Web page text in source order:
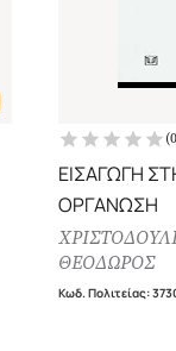
(
ΕΙΣΑΓΩΓΗ
ΟΡΓΑΝΩΣΗ
ΘΕΟΔΩΡΟΣ
Κωδ. Πολιτείας: